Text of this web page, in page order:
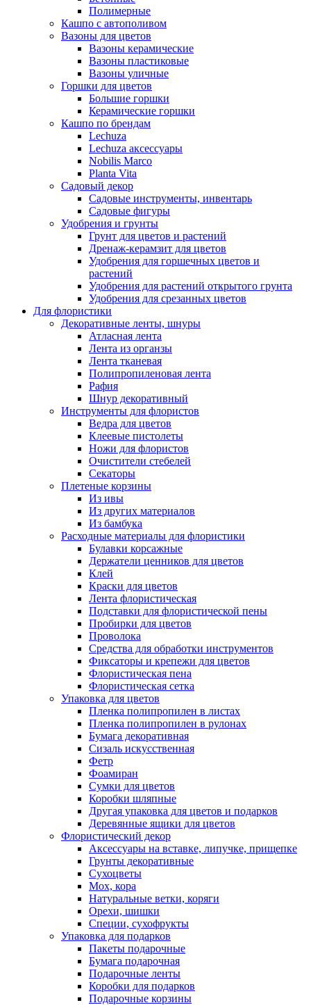
Полимерные
Кашпо с автополивом
Вазоны для цветов
Вазоны керамические
Вазоны пластиковые
Вазоны уличные
Горшки для цветов
Большие горшки
Керамические горшки
Кашпо по брендам
Lechuza
Lechuza аксессуары
Nobilis Marco
Planta Vita
Садовый декор
Садовые инструменты, инвентарь
Садовые фигуры
Удобрения и грунты
Грунт для цветов и растений
Дренаж-керамзит для цветов
Удобрения для горшечных цветов и
растений
Удобрения для растений открытого грунта
Удобрения для срезанных цветов
Для флористики
Декоративные ленты, шнуры
Атласная лента
Лента из органзы
Лента тканевая
Полипропиленовая лента
Рафия
Шнур декоративный
Инструменты для флористов
Ведра для цветов
Клеевые пистолеты
Ножи для флористов
Очистители стебелей
Секаторы
Плетеные корзины
Из ивы
Из других материалов
Из бамбука
Расходные материалы для флористики
Булавки корсажные
Держатели ценников для цветов
Клей
Краски для цветов
Лента флористическая
Подставки для флористической пены
Пробирки для цветов
Проволока
Средства для обработки инструментов
Фиксаторы и крепежи для цветов
Флористическая пена
Флористическая сетка
Упаковка для цветов
Пленка полипропилен в листах
Пленка полипропилен в рулонах
Бумага декоративная
Сизаль искусственная
Фетр
Фоамиран
Сумки для цветов
Коробки шляпные
Другая упаковка для цветов и подарков
Деревянные ящики для цветов
Флористический декор
Аксессуары на вставке, липучке, прищепке
Грунты декоративные
Сухоцветы
Мох, кора
Натуральные ветки, коряги
Орехи, шишки
Специи, сухофрукты
Упаковка для подарков
Пакеты подарочные
Бумага подарочная
Подарочные ленты
Коробки для подарков
Подарочные корзины